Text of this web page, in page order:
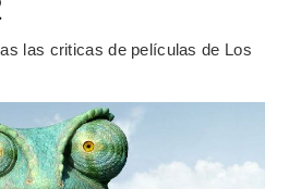
las criticas de películas de Los